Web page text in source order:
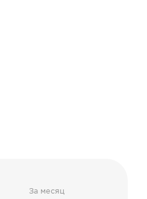
За месяц